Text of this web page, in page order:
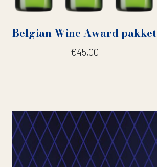
Belgian Wine Award pakket
€45,00